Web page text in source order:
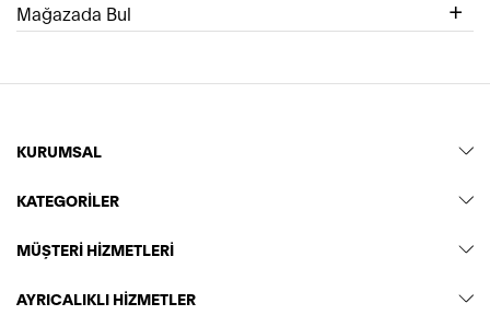
Mağazada Bul
KURUMSAL
KATEGORİLER
MÜŞTERİ HİZMETLERİ
AYRICALIKLI HİZMETLER